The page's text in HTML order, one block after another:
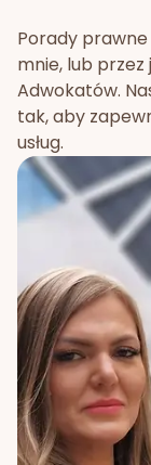
Porady
mnie, lub
Adwokatów.
tak, aby
usług.